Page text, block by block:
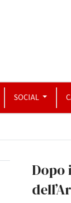
SOCIAL
Dopo